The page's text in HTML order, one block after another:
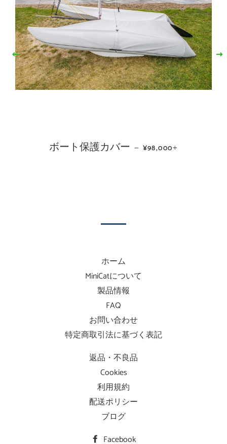
ボート保護カバー — 通常価格
¥98,000
ホーム
MiniCatについて
製品情報
FAQ
お問い合わせ
特定商取引法に基づく表記
返品・不良品
Cookies
利用規約
配送ポリシー
ブログ
Facebook